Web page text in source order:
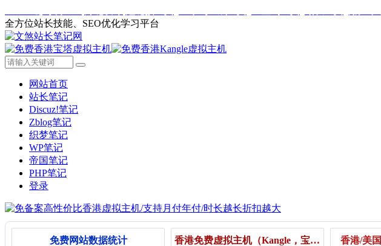
全方位站长技能、SEO优化学习平台
网站首页
站长笔记
Discuz!笔记
Zblog笔记
织梦笔记
WP笔记
帝国笔记
PHP笔记
登录
免费网站数据统计 香港免费虚拟主机（Kangle，宝塔主机） 香港/美